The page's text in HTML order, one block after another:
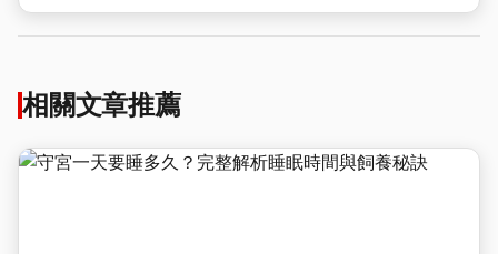
相關文章推薦